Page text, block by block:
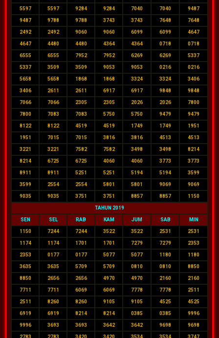
5597 5597 9284 9284 7040 7040 9487
9487 9788 9788 3743 3743 7648 7648
2492 2492 9060 9060 6099 6099 4647
4647 4480 4480 4364 4364 0718 0718
6555 6555 7952 7952 6269 6269 5337
5337 3509 3509 9053 9053 0216 0216
5658 5658 1868 1868 3324 3324 3406
3406 2611 2611 6917 6917 9848 9848
7066 7066 2305 2305 2026 2026 7800
7800 7083 7083 5750 5750 9479 9479
8122 8122 4519 4519 1749 1749 1951
1951 7015 7015 3816 3816 4513 4513
3221 3221 7582 7582 3498 3498 8214
8214 6725 6725 4060 4060 3773 3773
8911 8911 5251 5251 5194 5194 3599
3599 2554 2554 5801 5801 9069 9069
9035 9035 3751 3751 8857 8857 1150
TAHUN 2019
SEN SEL RAB KAM JUM SAB MIN
1150 7244 7244 3522 3522 2531 2531
1174 1174 1701 1701 7279 7279 2353
2353 0177 0177 5077 5077 1180 1180
3635 3635 5709 5709 0810 0810 8850
8850 2656 2656 4970 4970 2160 2160
7711 7711 6069 6069 7778 7778 2511
2511 8260 8260 9105 9105 4525 4525
6919 6919 8214 8214 0385 0385 9996
9996 3693 3693 3642 3642 9698 9698
2783 2783 3420 3420 3534 3534 3747